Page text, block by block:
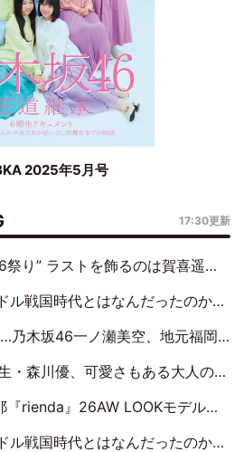
2025年5月号
17:30更新
喜遥香…5年ぶりの登場に「5年分大人になった私を見ていただけたら」
古川未鈴×相沢梨紗「『ハロプロやりたかったな』って言ったら、夢眠ねむさんに『てめえはでんぱ組．incなんだよ！』って肩パンされて(笑)」
美空、地元福岡『めんべい25周年トップサポーター』に就任
森川優、可愛さもある大人の女性に
rienda』26AW LOOKモデルに就任
寿中学・真山りか×安本彩花「TIFで10年ぶりのキョンシーメイクをしたら、場を完全に引かせてしまって。時代が変わったんだなって」